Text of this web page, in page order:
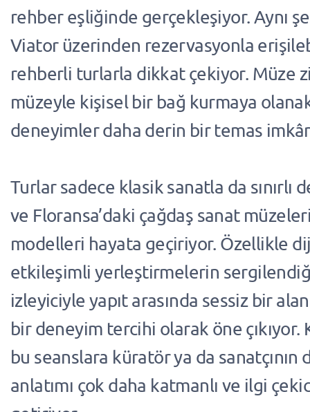
rehber eşliğinde gerçekleşiyor. Aynı
Viator üzerinden rezervasyonla
rehberli turlarla dikkat çekiyor. Müze
müzeyle kişisel bir bağ kurmaya
deneyimler daha derin bir temas
Turlar sadece klasik sanatla da sınırlı
ve Floransa’daki çağdaş sanat
modelleri hayata geçiriyor. Özellikle
etkileşimli yerleştirmelerin
izleyiciyle yapıt arasında sessiz bir
bir deneyim tercihi olarak öne çıkıyor.
bu seanslara küratör ya da sanatçının
anlatımı çok daha katmanlı ve ilgi